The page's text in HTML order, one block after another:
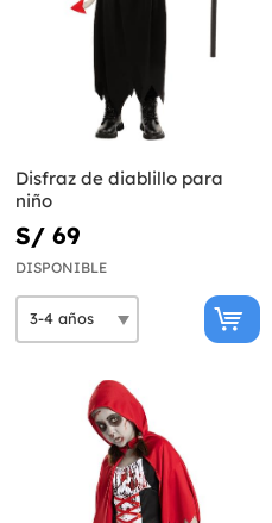
Disfraz de diablillo para
niño
S/ 69
DISPONIBLE